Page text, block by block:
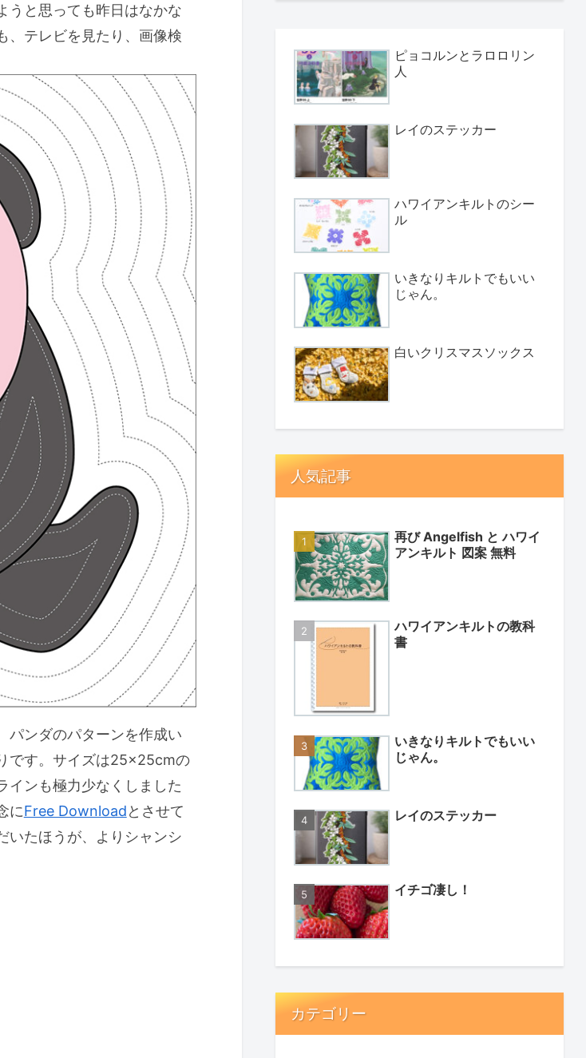
うと思っても昨日はなかな
、テレビを見たり、画像検
パンダのパターンを作成い
です。サイズは25×25cmの
インも極力少なくしました
にFree Downloadとさせて
いたほうが、よりシャンシ
ピョコルンとラロロリン
人
レイのステッカー
ハワイアンキルトのシー
ル
いきなりキルトでもいい
じゃん。
白いクリスマスソックス
人気記事
再び Angelfish と ハワイ
アンキルト 図案 無料
ハワイアンキルトの教科
書
いきなりキルトでもいい
じゃん。
レイのステッカー
イチゴ凄し！
カテゴリー